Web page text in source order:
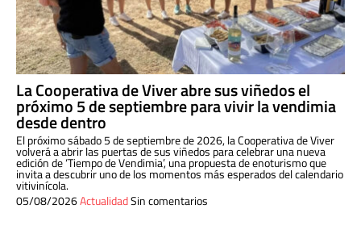
La Cooperativa de Viver abre sus viñedos el
próximo 5 de septiembre para vivir la vendimia
desde dentro
El próximo sábado 5 de septiembre de 2026, la Cooperativa de Viver
volverá a abrir las puertas de sus viñedos para celebrar una nueva
edición de ‘Tiempo de Vendimia’, una propuesta de enoturismo que
invita a descubrir uno de los momentos más esperados del calendario
vitivinícola.
05/08/2026ActualidadSin comentarios